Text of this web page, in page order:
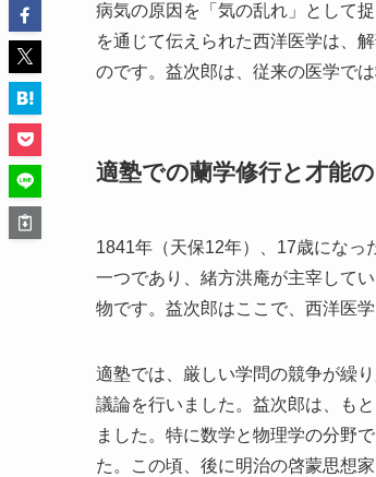
病気の原因を「気の乱れ」として
を通じて伝えられた西洋医学は、
のです。益次郎は、従来の医学で
適塾での蘭学修行と才能
1841年（天保12年）、17歳になっ
一つであり、緒方洪庵が主宰して
物です。益次郎はここで、西洋医
適塾では、厳しい学問の競争が繰
議論を行いました。益次郎は、も
ました。特に数学と物理学の分野
た。この頃、後に明治の啓蒙思想